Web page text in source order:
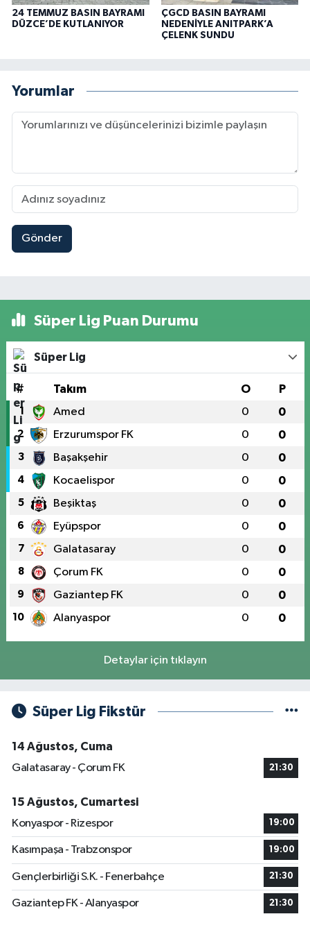
24 TEMMUZ BASIN BAYRAMI
DÜZCE’DE KUTLANIYOR
ÇGCD BASIN BAYRAMI
NEDENİYLE ANITPARK’A
ÇELENK SUNDU
Yorumlar
Gönder
Süper Lig Puan Durumu
Süper Lig
# Takım O P
1 Amed 0 0
2 Erzurumspor FK 0 0
3 Başakşehir 0 0
4 Kocaelispor 0 0
5 Beşiktaş 0 0
6 Eyüpspor 0 0
7 Galatasaray 0 0
8 Çorum FK 0 0
9 Gaziantep FK 0 0
10 Alanyaspor 0 0
Detaylar için tıklayın
Süper Lig Fikstür
14 Ağustos, Cuma
Galatasaray - Çorum FK
21:30
15 Ağustos, Cumartesi
Konyaspor - Rizespor
19:00
Kasımpaşa - Trabzonspor 19:00
Gençlerbirliği S.K. - Fenerbahçe 21:30
Gaziantep FK - Alanyaspor 21:30